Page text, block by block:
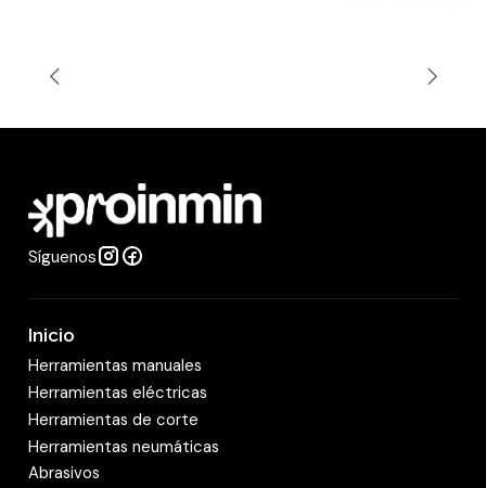
d
Síguenos
Inicio
Herramientas manuales
Herramientas eléctricas
Herramientas de corte
Herramientas neumáticas
Abrasivos